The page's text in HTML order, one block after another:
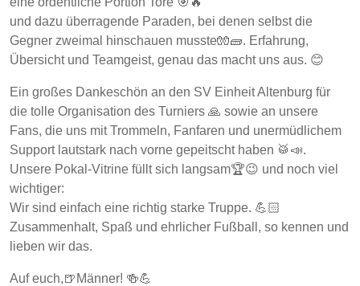
und dazu überragende Paraden, bei denen selbst die
Gegner zweimal hinschauen musste🧤🧱. Erfahrung,
Übersicht und Teamgeist, genau das macht uns aus. 😊
Ein großes Dankeschön an den SV Einheit Altenburg für
die tolle Organisation des Turniers 🙏 sowie an unsere
Fans, die uns mit Trommeln, Fanfaren und unermüdlichem
Support lautstark nach vorne gepeitscht haben 🥁📣.
Unsere Pokal-Vitrine füllt sich langsam🏆😉 und noch viel
wichtiger:
Wir sind einfach eine richtig starke Truppe. 💪🏻
Zusammenhalt, Spaß und ehrlicher Fußball, so kennen und
lieben wir das.
Auf euch,🍺Männer! 🍻💪